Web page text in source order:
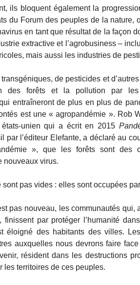
ils bloquent également la
du Forum des peuples de la nature,
en tant que résultat de la façon
extractive et l’agrobusiness –
mais aussi les industries de
transgéniques, de pesticides et
des forêts et la pollution par les
entraîneront de plus en plus de
est une « agropandémie ». Rob
états-unien qui a écrit en 2015
par l’éditeur Elefante, a déclaré au
», que les forêts sont des
nouveaux virus.
sont pas vides : elles sont occupées
pas nouveau, les communautés
finissent par protéger l’humanité
éloigné des habitants des villes.
auxquelles nous devrons faire
résident dans les destructions
les territoires de ces peuples.